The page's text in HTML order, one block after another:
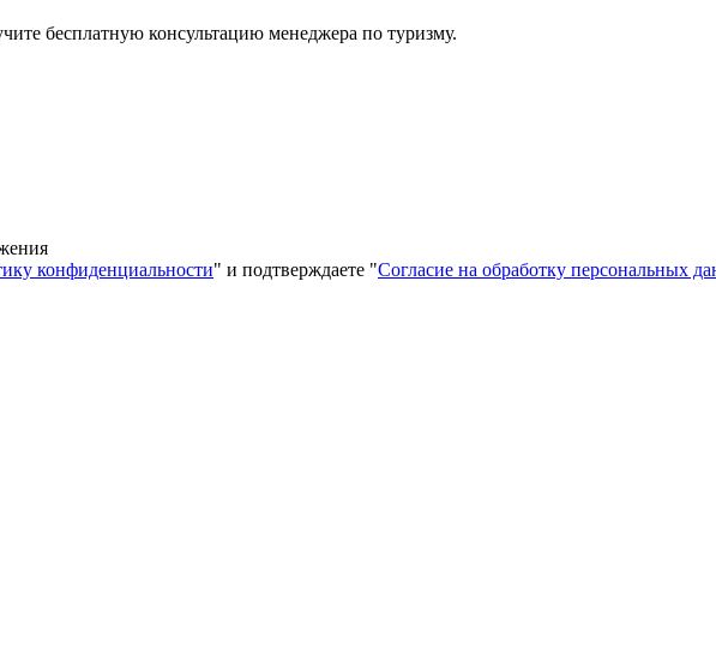
бесплатную консультацию менеджера по туризму.
конфиденциальности" и подтверждаете "Согласие на обработку персональных